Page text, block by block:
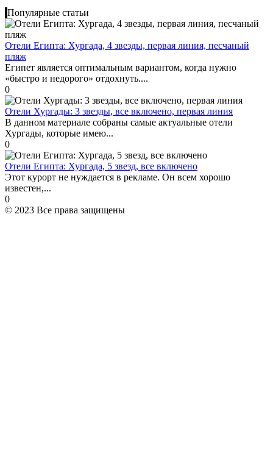
Популярные статьи
Отели Египта: Хургада, 4 звезды, первая линия, песчаный
пляж
Египет является оптимальным вариантом, когда нужно
«быстро и недорого» отдохнуть....
0
Отели Хургады: 3 звезды, все включено, первая линия
В данном материале собраны самые актуальные отели
Хургады, которые имею...
0
Отели Египта: Хургада, 5 звезд, все включено
Этот курорт не нуждается в рекламе. Он всем хорошо
известен,...
0
© 2023 Все права защищены